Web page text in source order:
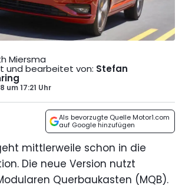
Miersma
und bearbeitet von: Stefan
um17:21 Uhr
Als bevorzugte Quelle Motor1.com
auf Google hinzufügen
mittlerweile schon in die
Die neue Version nutzt
Querbaukasten (MQB).